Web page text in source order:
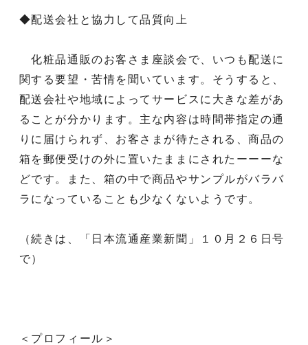
◆配送会社と協力して品質向上
化粧品通販のお客さま座談会で、いつも配送に
関する要望・苦情を聞いています。そうすると、
配送会社や地域によってサービスに大きな差があ
ることが分かります。主な内容は時間帯指定の通
りに届けられず、お客さまが待たされる、商品の
箱を郵便受けの外に置いたままにされたーーーな
どです。また、箱の中で商品やサンプルがバラバ
ラになっていることも少なくないようです。
（続きは、「日本流通産業新聞」１０月２６日号
で）
＜プロフィール＞